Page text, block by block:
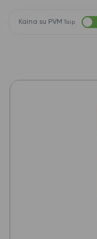
Kaina su PVM Taip